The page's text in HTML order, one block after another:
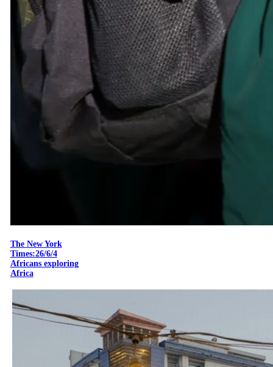
The New York
Times:26/6/4
Africans exploring
Africa